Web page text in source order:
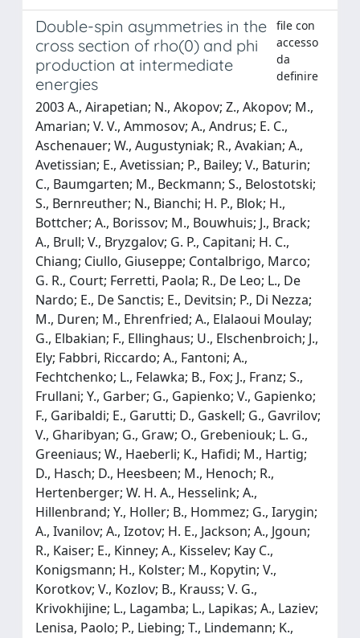
Double-spin asymmetries in the
cross section of rho(0) and phi
production at intermediate
energies
file con
accesso
da
definire
2003 A., Airapetian; N., Akopov; Z., Akopov; M.,
Amarian; V. V., Ammosov; A., Andrus; E. C.,
Aschenauer; W., Augustyniak; R., Avakian; A.,
Avetissian; E., Avetissian; P., Bailey; V., Baturin;
C., Baumgarten; M., Beckmann; S., Belostotski;
S., Bernreuther; N., Bianchi; H. P., Blok; H.,
Bottcher; A., Borissov; M., Bouwhuis; J., Brack;
A., Brull; V., Bryzgalov; G. P., Capitani; H. C.,
Chiang; Ciullo, Giuseppe; Contalbrigo, Marco;
G. R., Court; Ferretti, Paola; R., De Leo; L., De
Nardo; E., De Sanctis; E., Devitsin; P., Di Nezza;
M., Duren; M., Ehrenfried; A., Elalaoui Moulay;
G., Elbakian; F., Ellinghaus; U., Elschenbroich; J.,
Ely; Fabbri, Riccardo; A., Fantoni; A.,
Fechtchenko; L., Felawka; B., Fox; J., Franz; S.,
Frullani; Y., Garber; G., Gapienko; V., Gapienko;
F., Garibaldi; E., Garutti; D., Gaskell; G., Gavrilov;
V., Gharibyan; G., Graw; O., Grebeniouk; L. G.,
Greeniaus; W., Haeberli; K., Hafidi; M., Hartig;
D., Hasch; D., Heesbeen; M., Henoch; R.,
Hertenberger; W. H. A., Hesselink; A.,
Hillenbrand; Y., Holler; B., Hommez; G., Iarygin;
A., Ivanilov; A., Izotov; H. E., Jackson; A., Jgoun;
R., Kaiser; E., Kinney; A., Kisselev; Kay C.,
Konigsmann; H., Kolster; M., Kopytin; V.,
Korotkov; V., Kozlov; B., Krauss; V. G.,
Krivokhijine; L., Lagamba; L., Lapikas; A., Laziev;
Lenisa, Paolo; P., Liebing; T., Lindemann; K.,